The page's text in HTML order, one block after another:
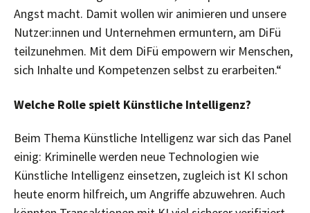
Angst macht. Damit wollen wir animieren und unsere
Nutzer:innen und Unternehmen ermuntern, am DiFü
teilzunehmen. Mit dem DiFü empowern wir Menschen,
sich Inhalte und Kompetenzen selbst zu erarbeiten.“
Welche Rolle spielt Künstliche Intelligenz?
Beim Thema Künstliche Intelligenz war sich das Panel
einig: Kriminelle werden neue Technologien wie
Künstliche Intelligenz einsetzen, zugleich ist KI schon
heute enorm hilfreich, um Angriffe abzuwehren. Auch